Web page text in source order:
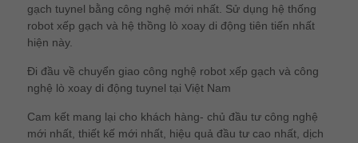
gạch tuynel bằng công nghệ mới nhất. Sử dụng hệ thống
robot xếp gạch và hệ thồng lò xoay di động tiên tiến nhất
hiện này.
Đi đầu về chuyển giao công nghệ robot xếp gạch và công
nghệ lò xoay di động tuynel tại Việt Nam
Cam kết mang lại cho khách hàng- chủ đầu tư công nghệ
mới nhất, thiết kế mới nhất, hiệu quả đầu tư cao nhất, dịch